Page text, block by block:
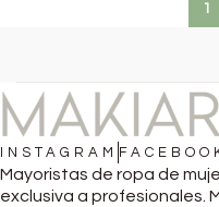
1
INSTAGRAM
Mayoristas de ropa de
exclusiva a profesionales.